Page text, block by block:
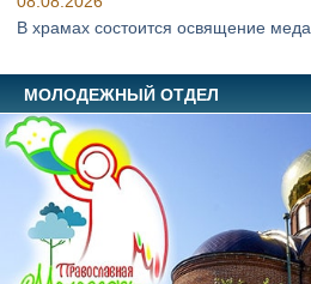
В храмах состоится освящение меда
МОЛОДЕЖНЫЙ ОТДЕЛ